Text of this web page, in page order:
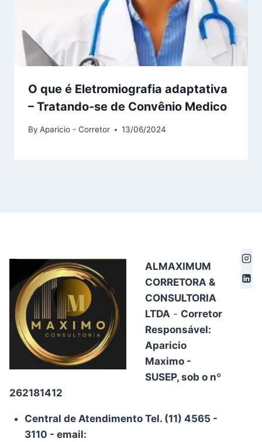
O que é Eletromiografia adaptativa
– Tratando-se de Convênio Medico
By Aparicio - Corretor 13/06/2024
ALMAXIMUM
CORRETORA &
CONSULTORIA
LTDA - Corretor
Responsável:
Aparicio
Maximo -
SUSEP, sob o nº
262181412
Central de Atendimento Tel. (11) 4565 -
3110 - email: